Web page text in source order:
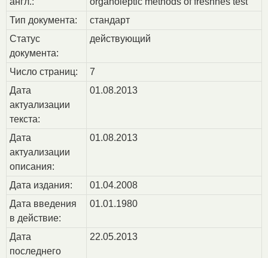
Тип документа:
стандарт
Статус
документа:
действующий
Число страниц:
7
Дата
актуализации
текста:
01.08.2013
Дата
актуализации
описания:
01.08.2013
Дата издания:
01.04.2008
Дата введения
в действие:
01.01.1980
Дата
последнего
22.05.2013